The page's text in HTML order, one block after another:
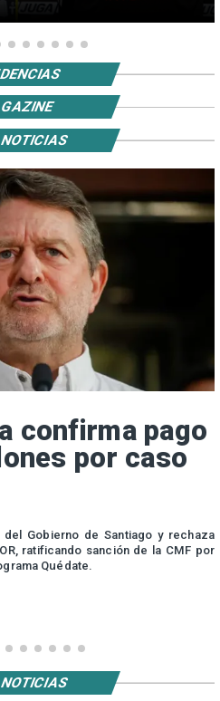
confirma pago
por caso
Gobierno de Santiago y rechaza
ratificando sanción de la CMF por
Quédate.